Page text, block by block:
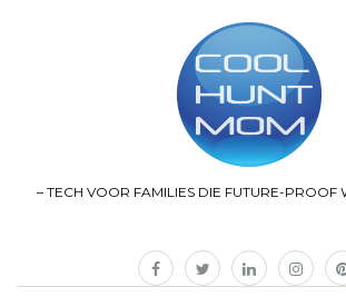
– TECH VOOR FAMILIES DIE FUTURE-PROOF